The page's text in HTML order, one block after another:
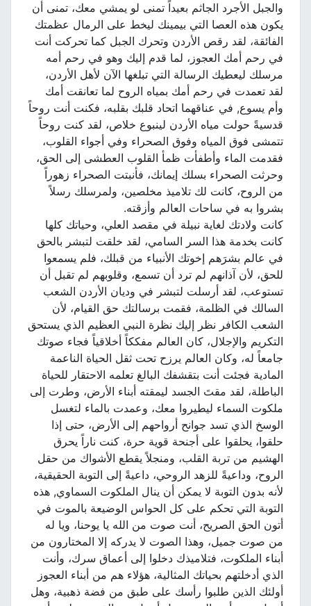
والجبل الأجرد الجاثم بعيداً تمنى لو يمشي معك، تمنى أن
يكون هذه العصا التي بيمينك ليخط على الرمال عظمتك
الفائقة، لقد رقص الأردن وتحرك الجبل كما تحركت أنت
في رحم أمك العجوز، لما قدم إليك وهو في رحم أمه
مرسلك ليعطيك الرسالة التي تبلغها الآن لأهل الأردن،
لقد تعمدت في رحم أمك بمياه الروح لما تعانقت أمك
وأم يسوع, في عناقهما اتحاد قلبك بقلبه، فكنت أنت روحاً
قدسيةً حولت مياه الأردن لينبوع خلاص، لقد كنت روحاً
تتمشى فوق المياه وفوق الصحراء وفي أجواء القلوب،
فقدمت الماء وأطفأت ظمأ القلوب العطشى إلى الحق،
وحرثت الصحراء بسلك إيمانك، فأنبتت الصحراء زهوراً
من الروح، كانت لك تلاميذ مخلصين، ولمرسلك رسلاً
بشروا به في ساحات العالم وأزقته.
كانت ولادتك لغاية نبيلة في مقصد العلي، وحياتك كلها
كانت بخدمة هذا السر السامي، لقد خلقت لتبشر بالحق
في عالم بشرَهم إخوتك الأنبياء من قبلك، فلم يسمعوا
للحق، لأن آذانهم لم ترد أن تسمع، وقلوبهم لم تقبل أن
تستوعب، لقد أرسلت لتبشر في وديان الأردن الشعب
السالك في الظلمة، فقمت برسالتك حق القيام، لأن
الشعب الكافر نظر إليك نظرة النبي العظيم الذي يستحق
التكريم والإجلال، كان العالم مفككاً أخلاقياً فجاء صوتك
جامعاً له، وكان العالم يرزح تحت ثقل الحياة الناعمة
المادية فجئت أنت بتقشفك البالغ تعلمه الاحتقار للحياة
الباطلة، لقد مقتَ الجسد ليمقته أبناء الأرض، وطرت إلى
ملكوت السماء ليطيروا معك، وعمدت بالماء لتغسل
الوسخ الذي تسد جوانح أرواحهم إلى الأرض، حتى إذا
حلقوا، يحلقوا على أجنحة قوية حرة، كنت ناراً يحرق
الهشيم من تربة القلب، ومنجلاً يقطع الأشواك من حقل
الروح، وداعيةً للزهد الروحي، داعيةً إلى التوبة الحقيقية،
لأنه بدون التوبة لا يمكن أن ينال الملكوت السماوي, هذه
التوبة التي تحكم على كل الحواس الوضيعة بالموت في
أتون الحق الصريح، أنت صوت من الله يا يوحنا، ويا له
من صوت جميل، وهذا الصوت لا يدركه إلا المختارون من
أبناء الملكوت، فتلاميذك دخلوا إلى أعماق سرك، وأنت
الذي أدخلتهم بحياتك المثالية، هؤلاء هم من أبناء العجوز
أولئك الذين طلبوا رأسك على طبق من فضة ذهبية، وهل